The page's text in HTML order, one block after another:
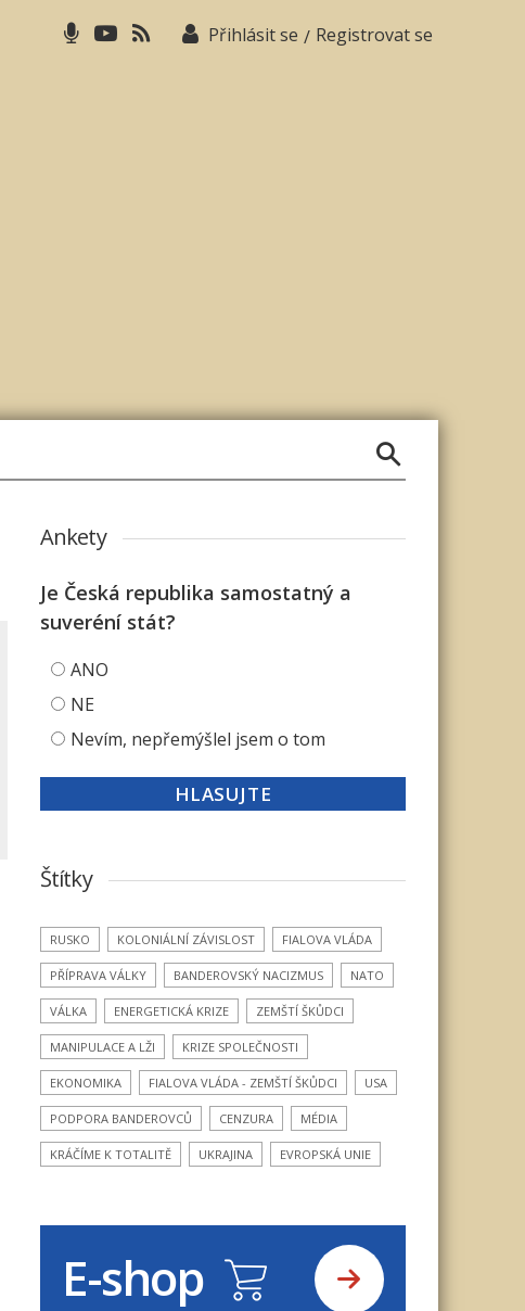
Přihlásit se / Registrovat se
Ankety
Je Česká republika samostatný a
suveréní stát?
ANO
NE
Nevím, nepřemýšlel jsem o tom
Štítky
RUSKO KOLONIÁLNÍ ZÁVISLOST FIALOVA VLÁDA
PŘÍPRAVA VÁLKY BANDEROVSKÝ NACIZMUS NATO
VÁLKA ENERGETICKÁ KRIZE ZEMŠTÍ ŠKŮDCI
MANIPULACE A LŽI KRIZE SPOLEČNOSTI
EKONOMIKA FIALOVA VLÁDA - ZEMŠTÍ ŠKŮDCI USA
PODPORA BANDEROVCŮ CENZURA MÉDIA
KRÁČÍME K TOTALITĚ UKRAJINA EVROPSKÁ UNIE
E-shop